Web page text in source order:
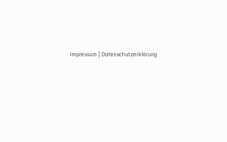
Impressum Datenschutzerklärung